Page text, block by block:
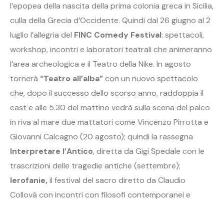
l’epopea della nascita della prima colonia greca in Sicilia,
culla della Grecia d’Occidente. Quindi dal 26 giugno al 2
luglio l’allegria del FINC Comedy Festival: spettacoli,
workshop, incontri e laboratori teatrali che animeranno
l’area archeologica e il Teatro della Nike. In agosto
tornerà “Teatro all’alba”con un nuovo spettacolo
che, dopo il successo dello scorso anno, raddoppia il
cast e alle 5.30 del mattino vedrà sulla scena del palco
in riva al mare due mattatori come Vincenzo Pirrotta e
Giovanni Calcagno (20 agosto); quindi la rassegna
Interpretare l’Antico, diretta da Gigi Spedale con le
trascrizioni delle tragedie antiche (settembre);
Ierofanie, il festival del sacro diretto da Claudio
Collovà con incontri con filosofi contemporanei e